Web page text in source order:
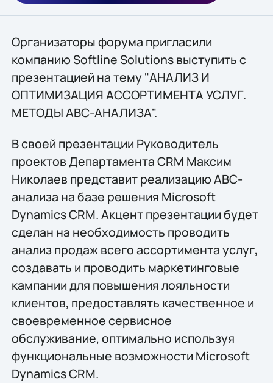
Организаторы форума пригласили
компанию Softline Solutions выступить с
презентацией на тему "АНАЛИЗ И
ОПТИМИЗАЦИЯ АССОРТИМЕНТА УСЛУГ.
МЕТОДЫ АВС-АНАЛИЗА".
В своей презентации Руководитель
проектов Департамента CRM Максим
Николаев представит реализацию ABC-
анализа на базе решения Microsoft
Dynamics CRM. Акцент презентации будет
сделан на необходимость проводить
анализ продаж всего ассортимента услуг,
создавать и проводить маркетинговые
кампании для повышения лояльности
клиентов, предоставлять качественное и
своевременное сервисное
обслуживание, оптимально используя
функциональные возможности Microsoft
Dynamics CRM.